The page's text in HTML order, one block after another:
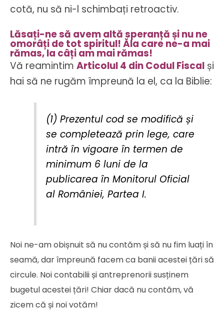
cotă, nu să ni-l schimbați retroactiv.
Lăsați-ne să avem altă speranță și nu ne
omorâți de tot spiritul! Ăla care ne-a mai
rămas, la câți am mai rămas!
Vă reamintim Articolul 4 din Codul Fiscal și
hai să ne rugăm împreună la el, ca la Biblie:
(1) Prezentul cod se modifică și
se completează prin lege, care
intră în vigoare în termen de
minimum 6 luni de la
publicarea în Monitorul Oficial
al României, Partea I.
Noi ne-am obișnuit să nu contăm și să nu fim luați în
seamă, dar împreună facem ca banii acestei țări să
circule. Noi contabilii și antreprenorii susținem
bugetul acestei țări! Chiar dacă nu contăm, vă
zicem că și noi votăm!